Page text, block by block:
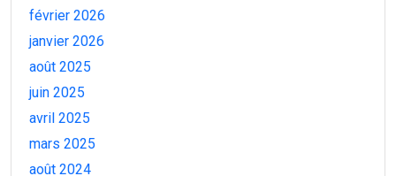
février 2026
janvier 2026
août 2025
juin 2025
avril 2025
mars 2025
août 2024